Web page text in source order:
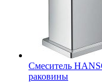
Смеситель
раковины